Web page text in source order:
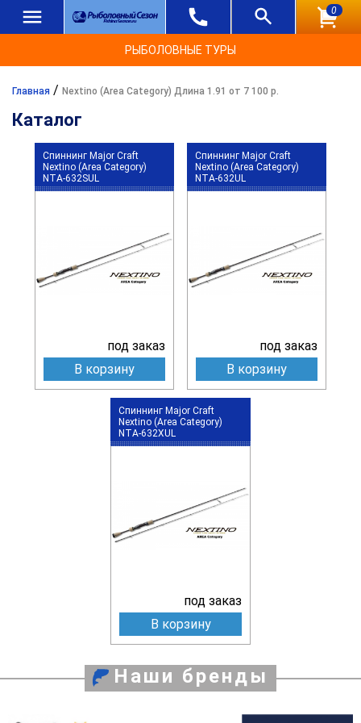
0
РЫБОЛОВНЫЕ ТУРЫ
Главная / Nextino (Area Category) Длина 1.91 от 7 100 р.
Каталог
Спиннинг Major Craft
Nextino (Area Category)
NTA-632SUL
под заказ
В корзину
Спиннинг Major Craft
Nextino (Area Category)
NTA-632UL
под заказ
В корзину
Спиннинг Major Craft
Nextino (Area Category)
NTA-632XUL
под заказ
В корзину
Наши бренды